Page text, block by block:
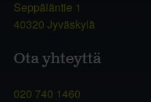
Seppäläntie 1
40320 Jyväskylä
Ota yhteyttä
020 740 1460